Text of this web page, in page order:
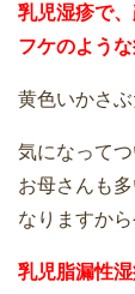
乳児湿疹で
フケのような
黄色いかさ
気になって
お母さんも
なりますから
乳児脂漏性湿